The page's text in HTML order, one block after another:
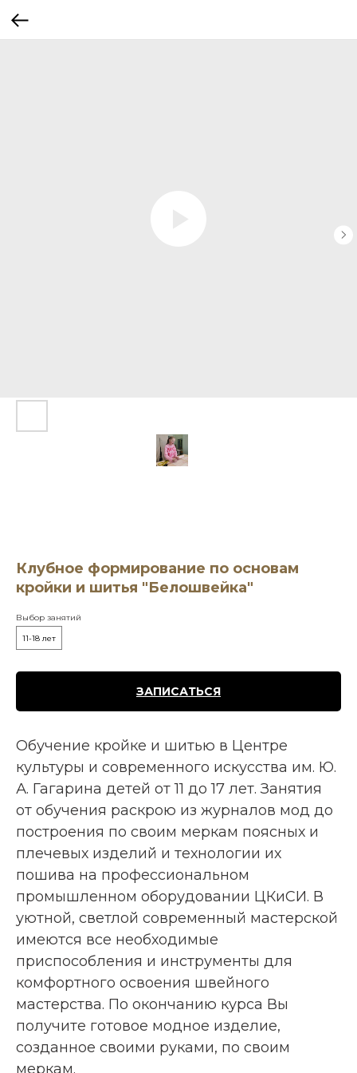
Клубное формирование по основам
кройки и шитья "Белошвейка"
Выбор занятий
11-18 лет
ЗАПИСАТЬСЯ
Обучение кройке и шитью в Центре
культуры и современного искусства им. Ю.
А. Гагарина детей от 11 до 17 лет. Занятия
от обучения раскрою из журналов мод до
построения по своим меркам поясных и
плечевых изделий и технологии их
пошива на профессиональном
промышленном оборудовании ЦКиСИ. В
уютной, светлой современный мастерской
имеются все необходимые
приспособления и инструменты для
комфортного освоения швейного
мастерства. По окончанию курса Вы
получите готовое модное изделие,
созданное своими руками, по своим
меркам.